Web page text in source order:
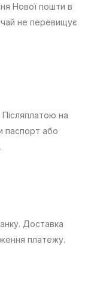
Нової пошти в
не перевищує
Післяплатою на
паспорт або
Доставка
платежу.